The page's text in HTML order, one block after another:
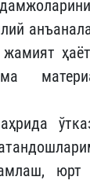
юрт